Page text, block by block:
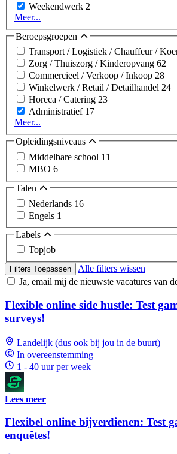
Weekendwerk 2
Meer...
Beroepsgroepen
Transport / Logistiek / Chauffeur /
Zorg / Thuiszorg / Kinderopvang 62
Commercieel / Verkoop / Inkoop 28
Winkelwerk / Retail / Detailhandel 24
Horeca / Catering 23
Administratief 17
Meer...
Opleidingsniveaus
Middelbare school 11
MBO 6
Talen
Nederlands 16
Engels 1
Labels
Topjob
Filters Toepassen
Alle filters wissen
Ja, email mij de nieuwste vacatures van
Flexible online side hustle: Test
surveys!
Landelijk (dus ook bij jou in de buurt)
In overeenstemming
1 - 40 uur per week
Lees meer
Flexibel online bijverdienen: Test
enquêtes!